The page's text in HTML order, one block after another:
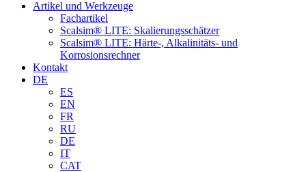
Artikel und Werkzeuge
Fachartikel
Scalsim® LITE: Skalierungsschätzer
Scalsim® LITE: Härte-, Alkalinitäts- und
Korrosionsrechner
Kontakt
DE
ES
EN
FR
RU
DE
IT
CAT